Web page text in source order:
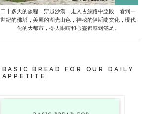
二十多天的旅程，穿越沙漠，走入古絲路中亞段，看到一
世紀的佛塔，美麗的湖光山色，神秘的伊斯蘭文化，現代
化的大都市，令人眼睛和心靈都感到滿足。
BASIC BREAD FOR OUR DAILY
APPETITE